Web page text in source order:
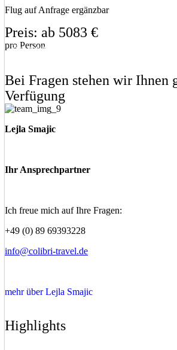
Flug auf Anfrage ergänzbar
Preis: ab 5083 €
pro Person
Eine unverbindliche Anfrage stellen
Bei Fragen stehen wir Ihnen
Verfügung
Lejla Smajic
Ihr Ansprechpartner
Ich freue mich auf Ihre Fragen:
+49 (0) 89 69393228
info@colibri-travel.de
mehr über Lejla Smajic
Highlights